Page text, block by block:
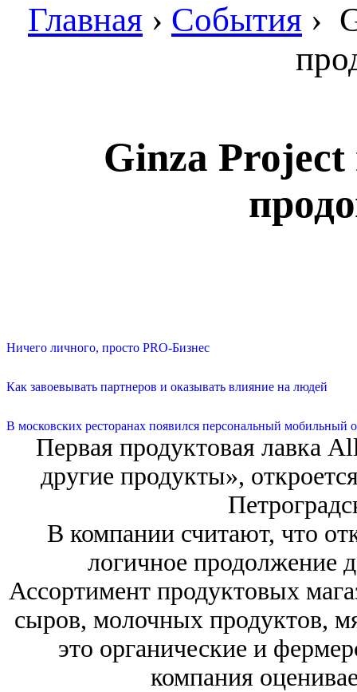
Главная › События ›
Ginza
Ничего личного, просто PRO-Бизнес
Как завоевывать партнеров и оказывать влияние на людей
В московских ресторанах появился персональный мобильный
Первая продуктовая лавка
другие продукты»,
В компании считают, что
логичное продолжение
Ассортимент продуктовых
сыров, молочных продуктов,
это органические и
компания